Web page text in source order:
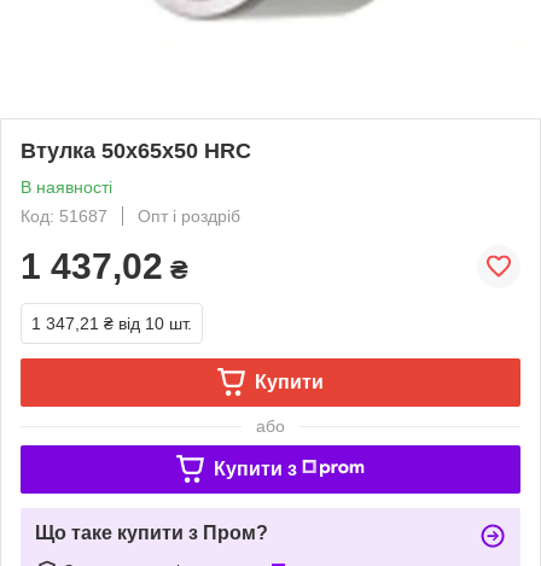
Втулка 50х65х50 HRC
В наявності
Код: 51687
Опт і роздріб
1 437,02 ₴
1 347,21 ₴ від 10 шт.
Купити
або
Купити з
Що таке купити з Пром?